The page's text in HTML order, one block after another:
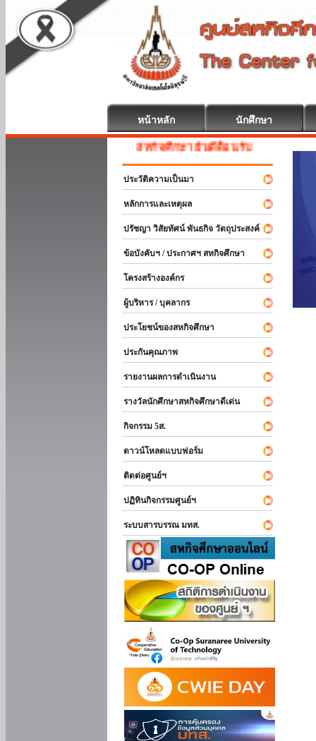
หน้าหลัก นักศึกษา
สหกิจศึกษา ยินดีต้อนรับ
ประวัติความเป็นมา
หลักการและเหตุผล
ปรัชญา วิสัยทัศน์ พันธกิจ วัตถุประสงค์
ข้อบังคับฯ / ประกาศฯ สหกิจศึกษา
โครงสร้างองค์กร
ผู้บริหาร / บุคลากร
ประโยชน์ของสหกิจศึกษา
ประกันคุณภาพ
รายงานผลการดำเนินงาน
รางวัลนักศึกษาสหกิจศึกษาดีเด่น
กิจกรรม 5ส.
ดาวน์โหลดแบบฟอร์ม
ติดต่อศูนย์ฯ
ปฏิทินกิจกรรมศูนย์ฯ
ระบบสารบรรณ มทส.